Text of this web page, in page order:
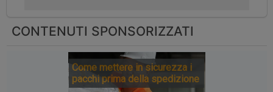
CONTENUTI SPONSORIZZATI
Come mettere in sicurezza i
pacchi prima della spedizione